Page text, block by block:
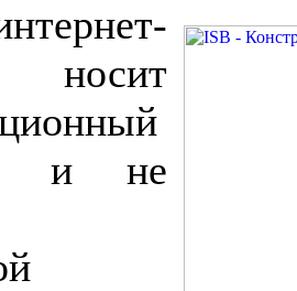
носит
и не